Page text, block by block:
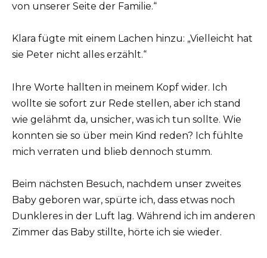
von unserer Seite der Familie.“
Klara fügte mit einem Lachen hinzu: „Vielleicht hat
sie Peter nicht alles erzählt.“
Ihre Worte hallten in meinem Kopf wider. Ich
wollte sie sofort zur Rede stellen, aber ich stand
wie gelähmt da, unsicher, was ich tun sollte. Wie
konnten sie so über mein Kind reden? Ich fühlte
mich verraten und blieb dennoch stumm.
Beim nächsten Besuch, nachdem unser zweites
Baby geboren war, spürte ich, dass etwas noch
Dunkleres in der Luft lag. Während ich im anderen
Zimmer das Baby stillte, hörte ich sie wieder.